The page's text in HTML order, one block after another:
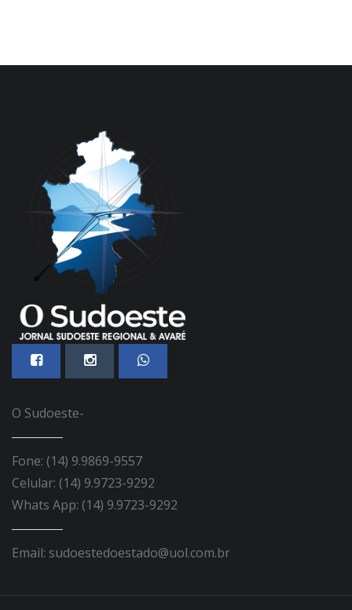
O Sudoeste-
Fone: (14) 9.9869-9557
Celular: (14) 9.9723-9292
Whats App: (14) 9.9723-9292
Email: sudoestedoestado@uol.com.br